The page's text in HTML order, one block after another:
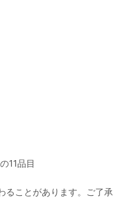
11品目
ることがあります。ご了承